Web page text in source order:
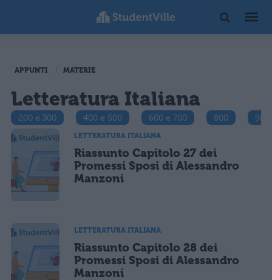
APPUNTI MATERIE
Letteratura Italiana
200 e 300 400 e 500 600 e 700 800 900
LETTERATURA ITALIANA
Riassunto Capitolo 27 dei
Promessi Sposi di Alessandro
Manzoni
LETTERATURA ITALIANA
Riassunto Capitolo 28 dei
Promessi Sposi di Alessandro
Manzoni